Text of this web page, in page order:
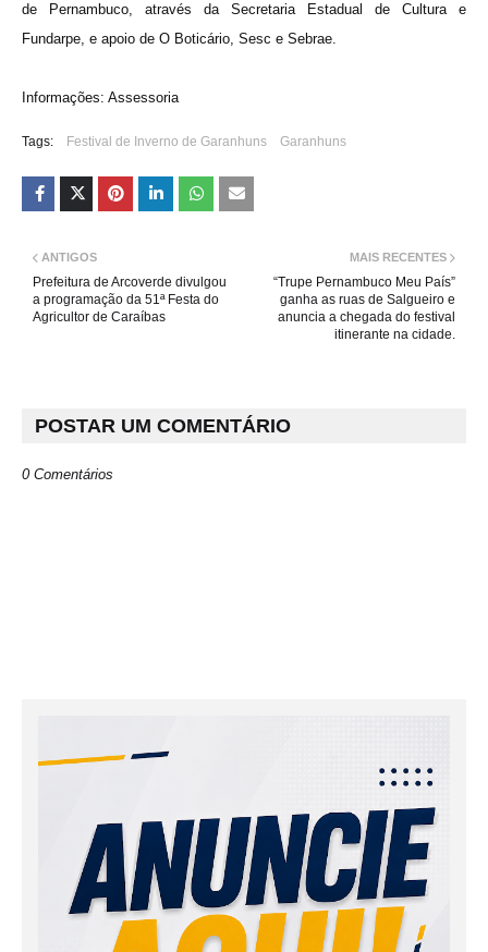
de Pernambuco, através da Secretaria Estadual de Cultura e
Fundarpe, e apoio de O Boticário, Sesc e Sebrae.
Informações: Assessoria
Tags: Festival de Inverno de Garanhuns Garanhuns
MAIS RECENTES
“Trupe Pernambuco Meu País”
ganha as ruas de Salgueiro e
anuncia a chegada do festival
itinerante na cidade.
ANTIGOS
Prefeitura de Arcoverde divulgou
a programação da 51ª Festa do
Agricultor de Caraíbas
POSTAR UM COMENTÁRIO
0 Comentários